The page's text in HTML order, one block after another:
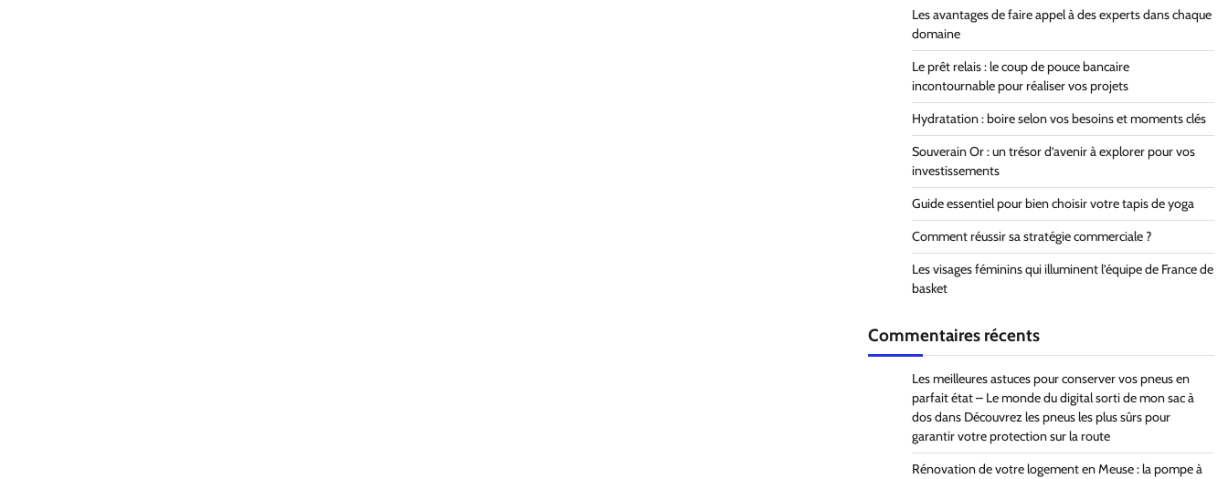
Les avantages de faire appel à des experts dans chaque
domaine
Le prêt relais : le coup de pouce bancaire
incontournable pour réaliser vos projets
Hydratation : boire selon vos besoins et moments clés
Souverain Or : un trésor d’avenir à explorer pour vos
investissements
Guide essentiel pour bien choisir votre tapis de yoga
Comment réussir sa stratégie commerciale ?
Les visages féminins qui illuminent l’équipe de France de
basket
Commentaires récents
Les meilleures astuces pour conserver vos pneus en
parfait état – Le monde du digital sorti de mon sac à
dosdans Découvrez les pneus les plus sûrs pour
garantir votre protection sur la route
Rénovation de votre logement en Meuse : la pompe à